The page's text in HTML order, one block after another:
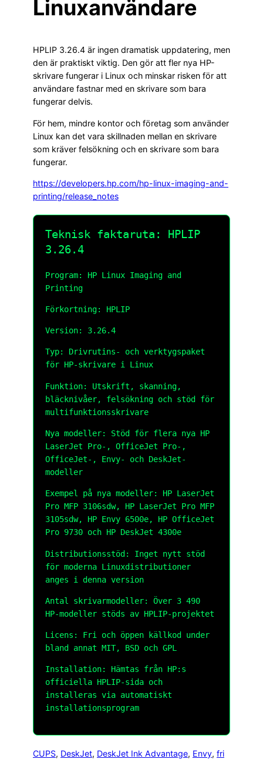
Linuxanvändare
HPLIP 3.26.4 är ingen dramatisk uppdatering, men
den är praktiskt viktig. Den gör att fler nya HP-
skrivare fungerar i Linux och minskar risken för att
användare fastnar med en skrivare som bara
fungerar delvis.
För hem, mindre kontor och företag som använder
Linux kan det vara skillnaden mellan en skrivare
som kräver felsökning och en skrivare som bara
fungerar.
https://developers.hp.com/hp-linux-imaging-and-
printing/release_notes
Teknisk faktaruta: HPLIP
3.26.4
Program: HP Linux Imaging and
Printing
Förkortning: HPLIP
Version: 3.26.4
Typ: Drivrutins- och verktygspaket
för HP-skrivare i Linux
Funktion: Utskrift, skanning,
bläcknivåer, felsökning och stöd för
multifunktionsskrivare
Nya modeller: Stöd för flera nya HP
LaserJet Pro-, OfficeJet Pro-,
OfficeJet-, Envy- och DeskJet-
modeller
Exempel på nya modeller: HP LaserJet
Pro MFP 3106sdw, HP LaserJet Pro MFP
3105sdw, HP Envy 6500e, HP OfficeJet
Pro 9730 och HP DeskJet 4300e
Distributionsstöd: Inget nytt stöd
för moderna Linuxdistributioner
anges i denna version
Antal skrivarmodeller: Över 3 490
HP-modeller stöds av HPLIP-projektet
Licens: Fri och öppen källkod under
bland annat MIT, BSD och GPL
Installation: Hämtas från HP:s
officiella HPLIP-sida och
installeras via automatiskt
installationsprogram
CUPS, DeskJet, DeskJet Ink Advantage, Envy, fri